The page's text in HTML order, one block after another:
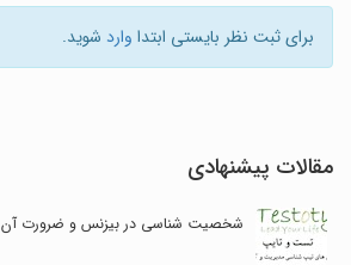
برای ثبت نظر بایستی ابتدا وارد شوید.
مقالات پیشنهادی
شخصیت شناسی در بیزنس و ضرورت آن